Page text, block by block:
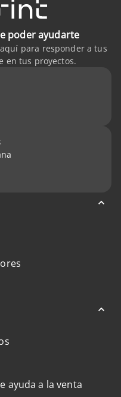
poder ayudarte
para responder a tus
en tus proyectos.
ayuda a la venta